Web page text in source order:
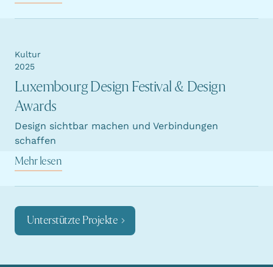
Luxembourg Design Festival & Design
Awards
Design sichtbar machen und Verbindungen
schaffen
Kultur
2025
Mehr lesen
Unterstützte Projekte